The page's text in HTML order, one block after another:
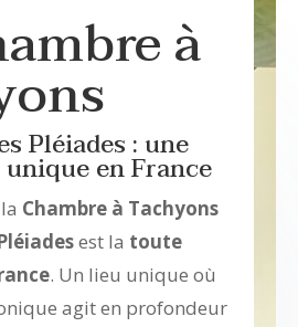
à
Pléiades : une
en France
Chambre à Tachyons
est la toute
. Un lieu unique où
agit en profondeur